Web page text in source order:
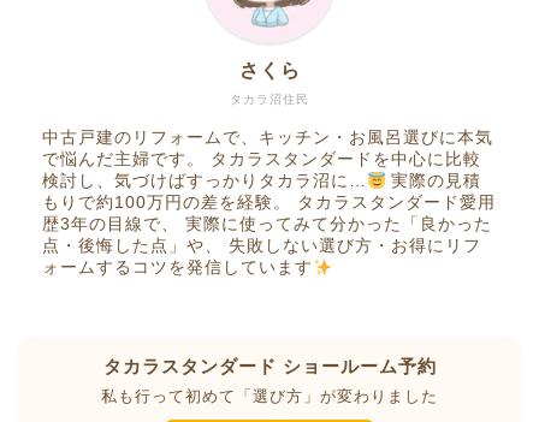
タカラ沼住民
さくら
中古戸建のリフォームで、キッチン・お風呂選びに本気
で悩んだ主婦です。 タカラスタンダードを中心に比較
検討し、気づけばすっかりタカラ沼に…
実際の見積
もりで約100万円の差を経験。 タカラスタンダード愛用
歴3年の目線で、 実際に使ってみて分かった「良かった
点・後悔した点」や、 失敗しない選び方・お得にリフ
ォームするコツを発信しています
タカラスタンダード ショールーム予約
私も行って初めて「選び方」が変わりました